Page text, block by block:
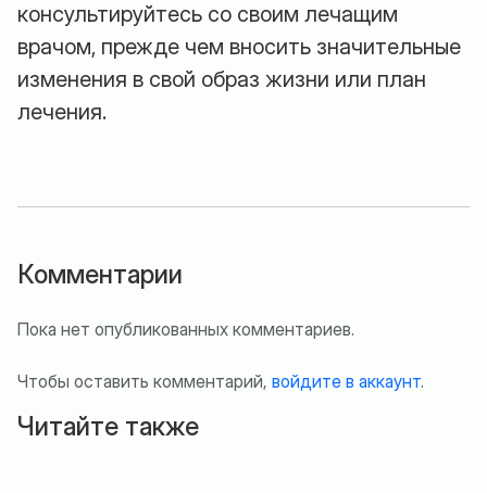
консультируйтесь со своим лечащим
врачом, прежде чем вносить значительные
изменения в свой образ жизни или план
лечения.
Комментарии
Пока нет опубликованных комментариев.
Чтобы оставить комментарий, войдите в аккаунт.
Читайте также